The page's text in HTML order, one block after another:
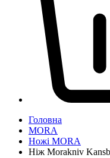
Головна
MORA
Ножі MORA
Ніж Morakniv